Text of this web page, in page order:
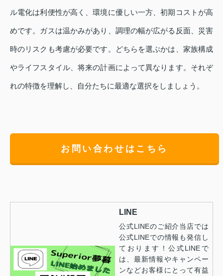
ル電化は利便性が高く、環境に優しい一方、初期コストが高
めです。ガスは温かみがあり、調理の幅が広がる反面、災害
時のリスクも考慮が必要です。どちらを選ぶかは、家族構成
やライフスタイル、将来の計画によって異なります。それぞ
れの特徴を理解し、自分たちに最適な選択をしましょう。
お問い合わせはこちら
LINE
公式LINEのご紹介当店では
公式LINEでの情報も発信し
ております！公式LINEで
は、最新情報やキャンペー
ンなどお客様にとって有益